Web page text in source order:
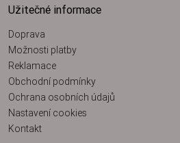
Užitečné informace
Doprava
Možnosti platby
Reklamace
Obchodní podmínky
Ochrana osobních údajů
Nastavení cookies
Kontakt